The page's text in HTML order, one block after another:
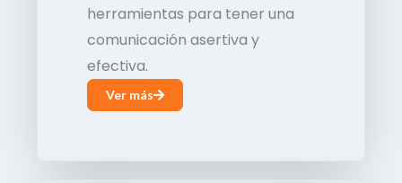
herramientas para tener una
comunicación asertiva y
efectiva.
Ver más